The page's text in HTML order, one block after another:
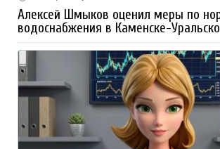
Алексей Шмыков оценил меры по
водоснабжения в Каменске-